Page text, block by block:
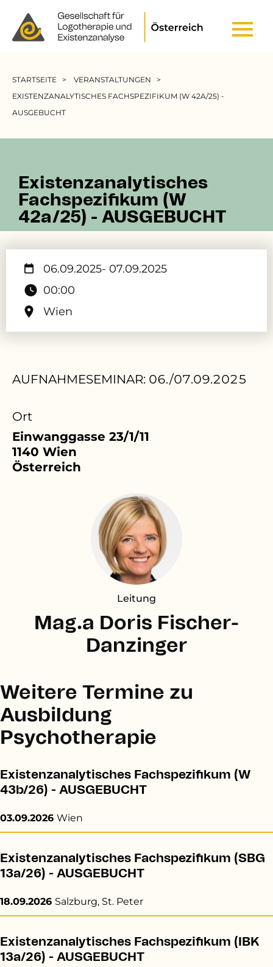
STARTSEITE
VERANSTALTUNGEN
EXISTENZANALYTISCHES FACHSPEZIFIKUM (W 42A/25) -
AUSGEBUCHT
Existenzanalytisches
Fachspezifikum (W
42a/25) - AUSGEBUCHT
06.09.2025- 07.09.2025
00:00
Wien
AUFNAHMESEMINAR: 06./07.09.2025
Ort
Einwanggasse 23/1/11
1140 Wien
Österreich
Leitung
Mag.a Doris Fischer-
Danzinger
Weitere Termine zu
Ausbildung
Psychotherapie
Existenzanalytisches Fachspezifikum (W
43b/26) - AUSGEBUCHT
03.09.2026 Wien
Existenzanalytisches Fachspezifikum (SBG
13a/26) - AUSGEBUCHT
18.09.2026 Salzburg, St. Peter
Existenzanalytisches Fachspezifikum (IBK
13a/26) - AUSGEBUCHT